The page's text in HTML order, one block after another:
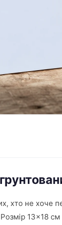
хто не хоче
Розмір 13×18